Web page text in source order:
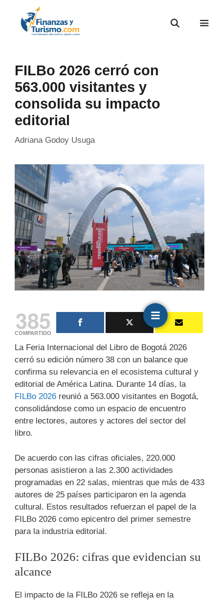
FILBo 2026 cerró con
563.000 visitantes y
consolida su impacto
editorial
Adriana Godoy Usuga
385
COMPARTIDO
La Feria Internacional del Libro de Bogotá 2026
cerró su edición número 38 con un balance que
confirma su relevancia en el ecosistema cultural y
editorial de América Latina. Durante 14 días, la
FILBo 2026 reunió a 563.000 visitantes en Bogotá,
consolidándose como un espacio de encuentro
entre lectores, autores y actores del sector del
libro.
De acuerdo con las cifras oficiales, 220.000
personas asistieron a las 2.300 actividades
programadas en 22 salas, mientras que más de 433
autores de 25 países participaron en la agenda
cultural. Estos resultados refuerzan el papel de la
FILBo 2026 como epicentro del primer semestre
para la industria editorial.
FILBo 2026: cifras que evidencian su
alcance
El impacto de la FILBo 2026 se refleja en la